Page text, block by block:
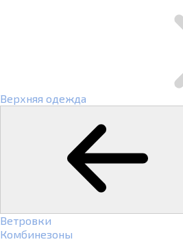
Верхняя одежда
Ветровки
Комбинезоны